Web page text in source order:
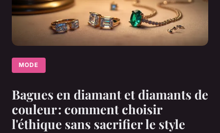
MODE
Bagues en diamant et diamants de
couleur : comment choisir
l'éthique sans sacrifier le style